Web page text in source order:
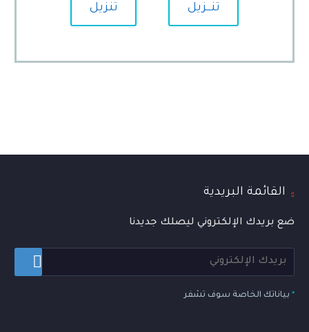
تنــزيل تنزيل
القائمة البريدية
ضع بريدك الإلكتروني ليصلك جديدنا
* بياناتك الخاصة سوف تشفر